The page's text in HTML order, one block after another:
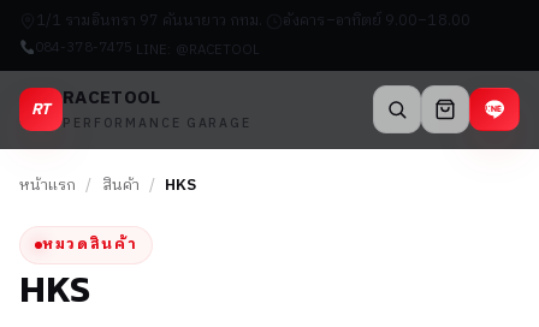
1/1 รามอินทรา 97 คันนายาว กทม. อังคาร–อาทิตย์ 9.00–18.00
084-378-7475 LINE: @RACETOOL
RT RACETOOL
PERFORMANCE GARAGE
หน้าแรก / สินค้า / HKS
หมวดสินค้า
HKS